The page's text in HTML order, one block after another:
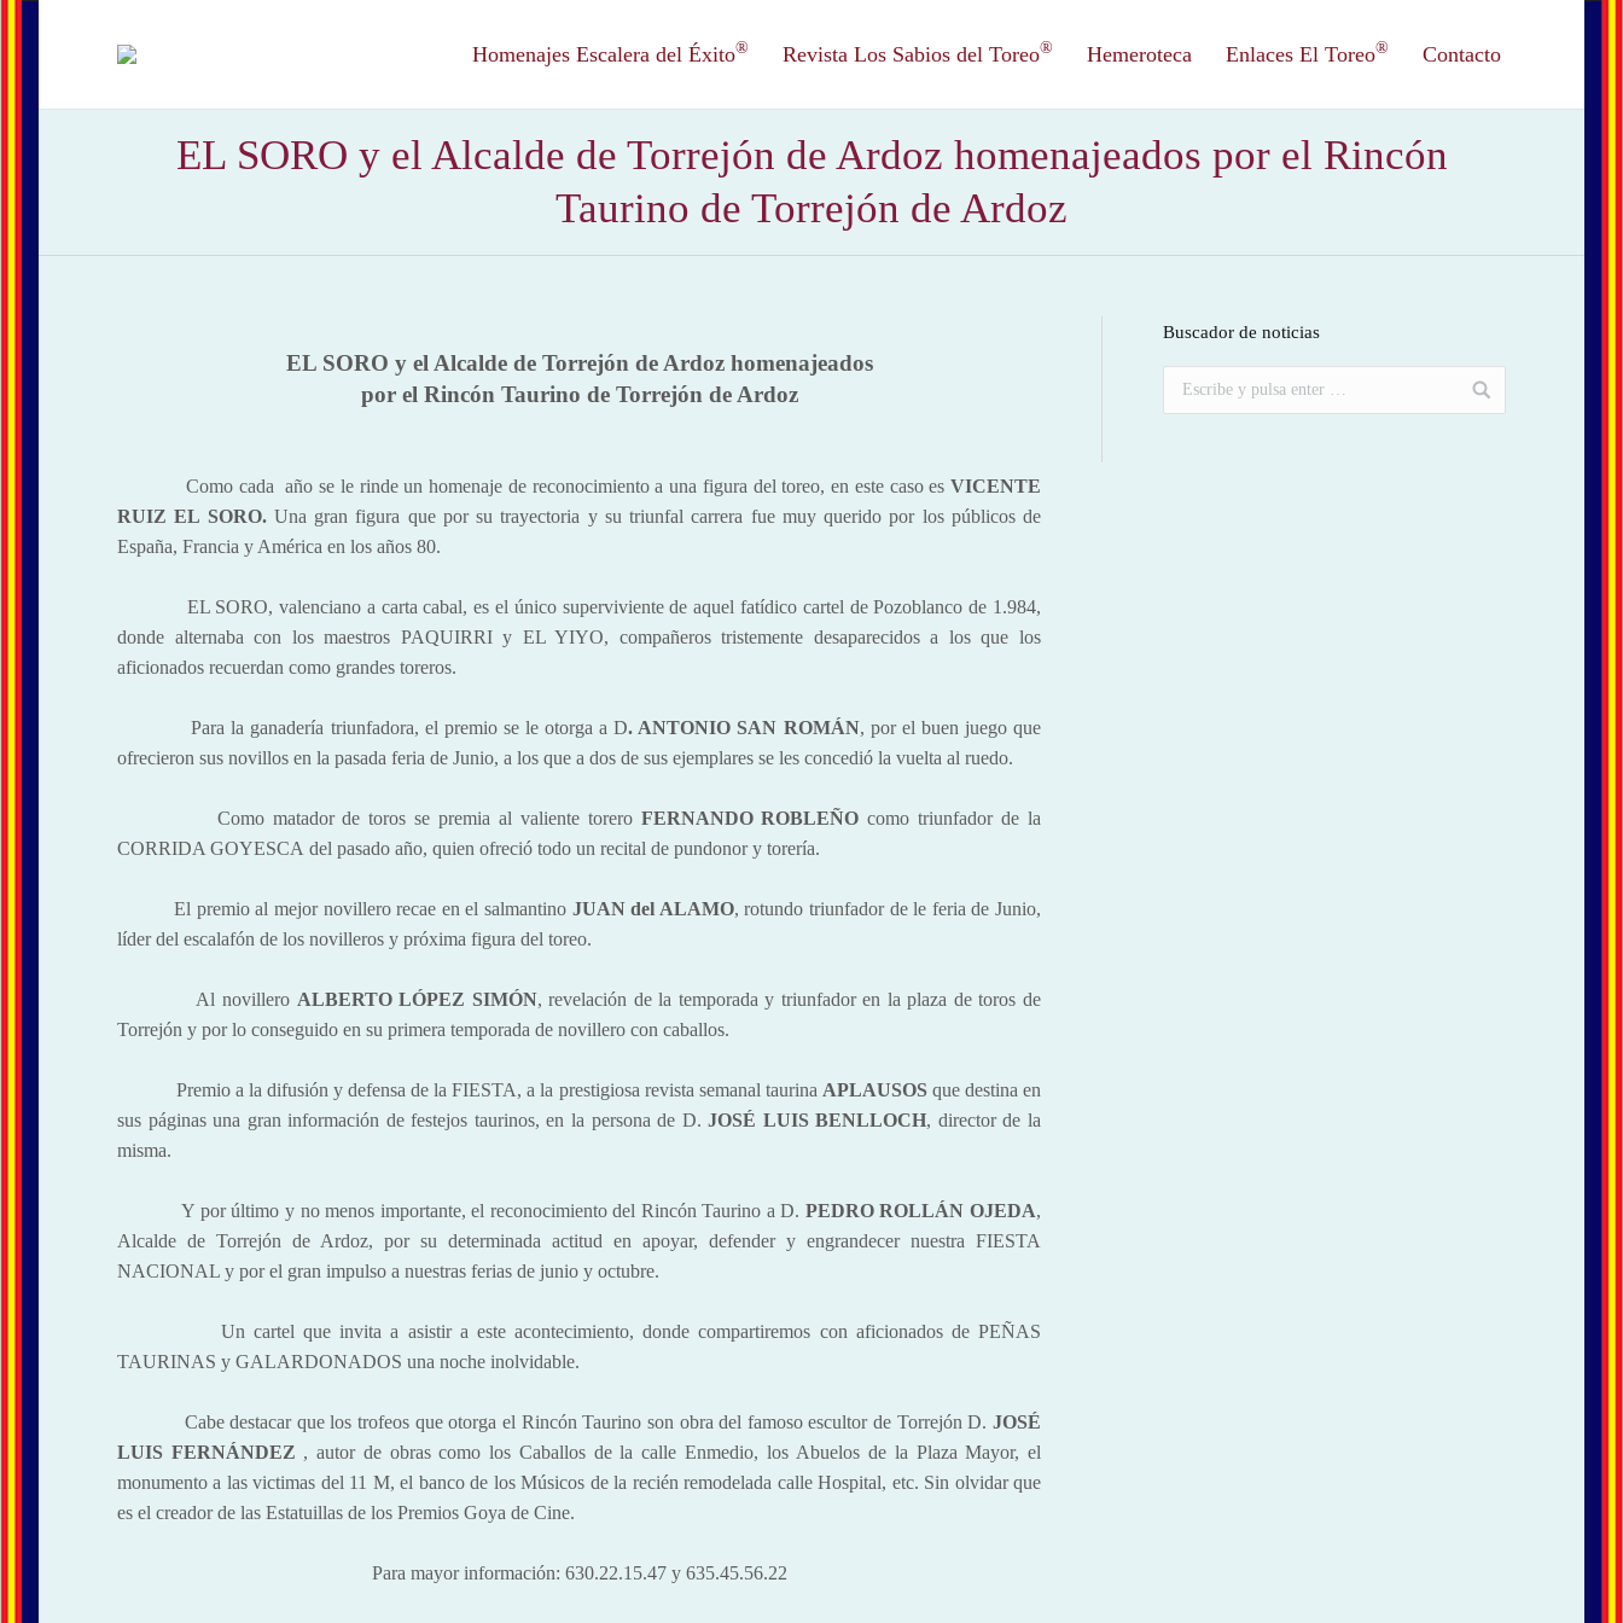
Homenajes Escalera del Éxito® Revista Los Sabios del Toreo® Hemeroteca Enlaces El Toreo® Contacto
EL SORO y el Alcalde de Torrejón de Ardoz homenajeados por el Rincón
Taurino de Torrejón de Ardoz
EL SORO y el Alcalde de Torrejón de Ardoz homenajeados
por el Rincón Taurino de Torrejón de Ardoz
Como cada año se le rinde un homenaje de reconocimiento a una figura del toreo, en este caso es VICENTE
RUIZ EL SORO.Una gran figura que por su trayectoria y su triunfal carrera fue muy querido por los públicos de
España, Francia y América en los años 80.
EL SORO, valenciano a carta cabal, es el único superviviente de aquel fatídico cartel de Pozoblanco de 1.984,
donde alternaba con los maestros PAQUIRRI y EL YIYO, compañeros tristemente desaparecidos a los que los
aficionados recuerdan como grandes toreros.
Para la ganadería triunfadora, el premio se le otorga a D. ANTONIO SAN ROMÁN, por el buen juego que
ofrecieron sus novillos en la pasada feria de Junio, a los que a dos de sus ejemplares se les concedió la vuelta al ruedo.
Como matador de toros se premia al valiente torero FERNANDO ROBLEÑO como triunfador de la
CORRIDA GOYESCA del pasado año, quien ofreció todo un recital de pundonor y torería.
El premio al mejor novillero recae en el salmantino JUAN del ALAMO, rotundo triunfador de le feria de Junio,
líder del escalafón de los novilleros y próxima figura del toreo.
Al novillero ALBERTO LÓPEZ SIMÓN, revelación de la temporada y triunfador en la plaza de toros de
Torrejón y por lo conseguido en su primera temporada de novillero con caballos.
Premio a la difusión y defensa de la FIESTA, a la prestigiosa revista semanal taurina  APLAUSOS que destina en
sus páginas una gran información de festejos taurinos, en la persona de D. JOSÉ LUIS BENLLOCH, director de la
misma.
Y por último y no menos importante, el reconocimiento del Rincón Taurino a D. PEDRO ROLLÁN OJEDA,
Alcalde de Torrejón de Ardoz, por su determinada actitud en apoyar, defender y engrandecer nuestra FIESTA
NACIONAL y por el gran impulso a nuestras ferias de junio y octubre.
Un cartel que invita a asistir a este acontecimiento, donde compartiremos con aficionados de PEÑAS
TAURINAS y GALARDONADOS una noche inolvidable.
Cabe destacar que los trofeos que otorga el Rincón Taurino son obra del famoso escultor de Torrejón D. JOSÉ
LUIS FERNÁNDEZ , autor de obras como los Caballos de la calle Enmedio, los Abuelos de la Plaza Mayor, el
monumento a las victimas del 11 M, el banco de los Músicos de la recién remodelada calle Hospital, etc. Sin olvidar que
es el creador de las Estatuillas de los Premios Goya de Cine.
Para mayor información: 630.22.15.47 y 635.45.56.22
Buscador de noticias